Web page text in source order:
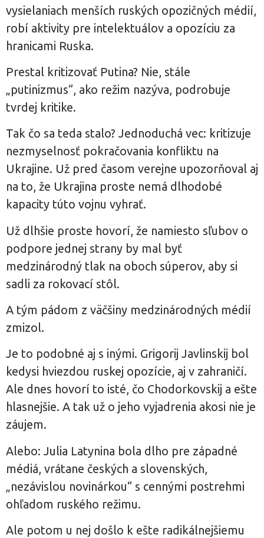
vysielaniach menších ruských opozičných médií,
robí aktivity pre intelektuálov a opozíciu za
hranicami Ruska.
Prestal kritizovať Putina? Nie, stále
„putinizmus“, ako režim nazýva, podrobuje
tvrdej kritike.
Tak čo sa teda stalo? Jednoduchá vec: kritizuje
nezmyselnosť pokračovania konfliktu na
Ukrajine. Už pred časom verejne upozorňoval aj
na to, že Ukrajina proste nemá dlhodobé
kapacity túto vojnu vyhrať.
Už dlhšie proste hovorí, že namiesto sľubov o
podpore jednej strany by mal byť
medzinárodný tlak na oboch súperov, aby si
sadli za rokovací stôl.
A tým pádom z väčšiny medzinárodných médií
zmizol.
Je to podobné aj s inými. Grigorij Javlinskij bol
kedysi hviezdou ruskej opozície, aj v zahraničí.
Ale dnes hovorí to isté, čo Chodorkovskij a ešte
hlasnejšie. A tak už o jeho vyjadrenia akosi nie je
záujem.
Alebo: Julia Latynina bola dlho pre západné
médiá, vrátane českých a slovenských,
„nezávislou novinárkou“ s cennými postrehmi
ohľadom ruského režimu.
Ale potom u nej došlo k ešte radikálnejšiemu